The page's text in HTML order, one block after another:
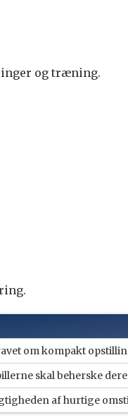
og træning.
om kompakt
skal beherske
af hurtige